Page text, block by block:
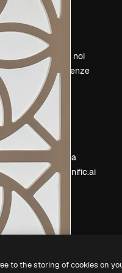
Prezzi
Chi siamo
Recensioni
Lavora con noi
Cerca tendenze
Blog
Eventi
Slidesgo
Vendi i tuoi
contenuti
Sala stampa
Cerchi magnific.ai
to the storing of cookies on